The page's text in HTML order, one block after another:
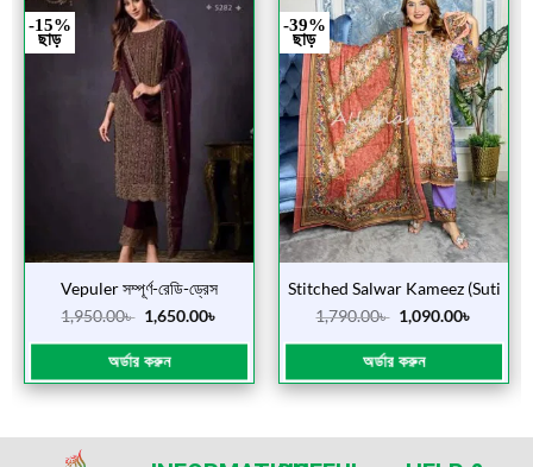
-15%
ছাড়
Vepuler সম্পূর্ণ-রেডি-ড্রেস
1,950.00৳ 1,650.00৳
অর্ডার করুন
-39%
ছাড়
Stitched Salwar Kameez (Suti
400)
1,790.00৳ 1,090.00৳
অর্ডার করুন